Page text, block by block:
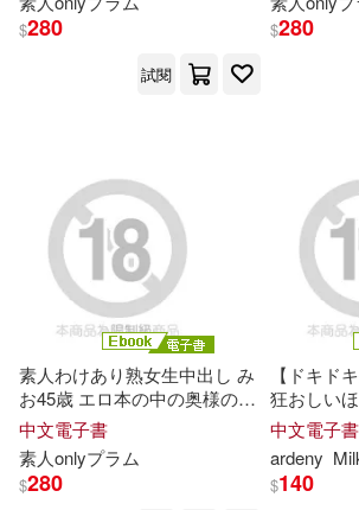
無印良品(4) 星巴克(3)
休閒生活(151)
婦幼生活(1194)
餐廚生活(527) 電子票證(45)
鞋包配件(546) 票券(124)
寵物生活(216) 玲廊滿藝(91)
Milkyway(116) 田英章(113)
金成陽三郎(112)
劉富華(110) 新造數位(110)
神尾葉子(110) 朱斌(103)
MAX-A(94)
(可複選)
中國建築工業出版社(544)
化學工業出版社(483)
中國林業出版社(477)
中國農業出版社(456)
配送方式 (可複選)
可超商取貨(32999)
Vol.2 (電子書)
$280
試閱
Vol.3 (電
$280
素人わけあり熟女生中出し み
お45歳 エロ本の中の奥様のよ
うな四十路熟女 お下品にムン
ムン匂い立つ… 西園寺美緒
Vol.1 (電子書)
中文電子書
素人onlyプラム
$280
【ドキド
狂おしい
子書)
中文電子書
ardeny
$140